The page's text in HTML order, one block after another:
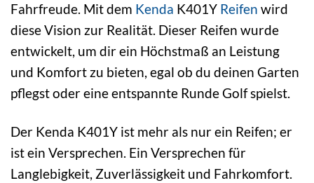
Fahrfreude. Mit dem Kenda K401Y Reifen wird
diese Vision zur Realität. Dieser Reifen wurde
entwickelt, um dir ein Höchstmaß an Leistung
und Komfort zu bieten, egal ob du deinen Garten
pflegst oder eine entspannte Runde Golf spielst.
Der Kenda K401Y ist mehr als nur ein Reifen; er
ist ein Versprechen. Ein Versprechen für
Langlebigkeit, Zuverlässigkeit und Fahrkomfort.